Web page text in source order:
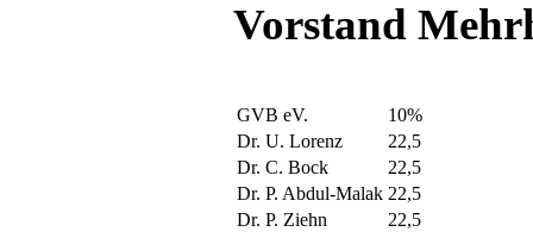
Vorstand
GVB eV.
10%
Dr. U. Lorenz
22,5
Dr. C. Bock
22,5
Dr. P. Abdul-Malak 22,5
Dr. P. Ziehn
22,5